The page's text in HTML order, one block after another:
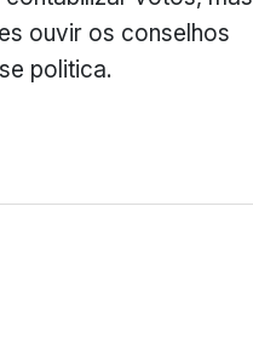
ouvir os conselhos
politica.